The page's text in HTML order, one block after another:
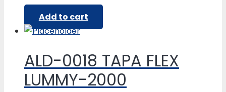
Add to cart
ALD-0018 TAPA FLEX
LUMMY-2000